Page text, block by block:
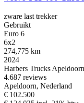
zware last trekker
Gebruikt
Euro 6
6x2
274,775 km
2024
Harbers Trucks
4.687 reviews
Apeldoorn, Nederland
€ 102.500